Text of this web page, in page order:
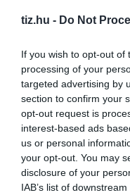
tiz.hu - Do Not
If you wish to opt-out of
processing of your
targeted advertising by
section to confirm your
opt-out request is
interest-based ads
us or personal
your opt-out. You may
disclosure of your
IAB’s list of
jól sikerül
Nyolc
az érdekes